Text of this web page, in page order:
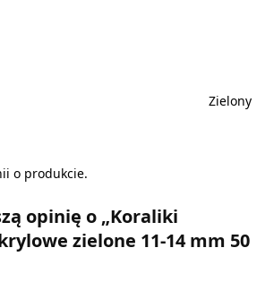
Zielony
o produkcie.
opinię o „Koraliki
zielone 11-14 mm 50